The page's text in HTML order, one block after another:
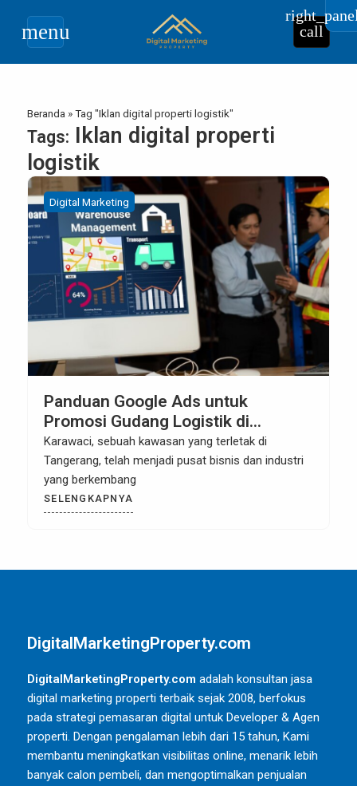
menu call
Beranda »Tag "Iklan digital properti logistik"
Tags: Iklan digital properti
logistik
Digital Marketing
Panduan Google Ads untuk
Promosi Gudang Logistik di
Karawaci
Karawaci, sebuah kawasan yang terletak di
Tangerang, telah menjadi pusat bisnis dan industri
yang berkembang
SELENGKAPNYA
DigitalMarketingProperty.com
DigitalMarketingProperty.com adalah konsultan jasa
digital marketing properti terbaik sejak 2008, berfokus
pada strategi pemasaran digital untuk Developer & Agen
properti. Dengan pengalaman lebih dari 15 tahun, Kami
membantu meningkatkan visibilitas online, menarik lebih
banyak calon pembeli, dan mengoptimalkan penjualan